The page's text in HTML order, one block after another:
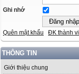
Ghi nhớ
Quên mật khẩu ĐK thành
THÔNG TIN
Giới thiệu chung